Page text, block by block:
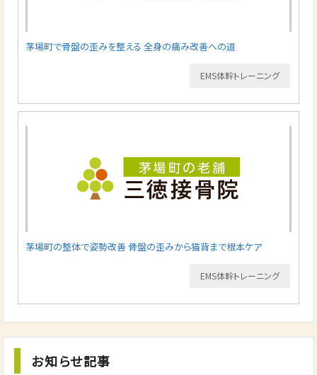
茅場町で骨盤の歪みを整える 全身の痛み改善への道
EMS体幹トレーニング
茅場町の整体で姿勢改善 骨盤の歪みから猫背まで根本ケア
EMS体幹トレーニング
お知らせ記事